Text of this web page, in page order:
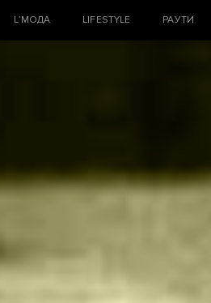
L’МОДА LIFESTYLE РАУТИ